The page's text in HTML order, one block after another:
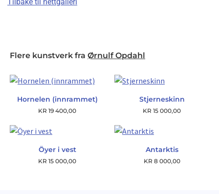
Flere kunstverk fra Ørnulf Opdahl
Hornelen (innrammet)
KR 19 400,00
Stjerneskinn
KR 15 000,00
Öyer i vest
KR 15 000,00
Antarktis
KR 8 000,00